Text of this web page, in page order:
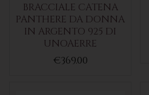
BRACCIALE CATENA
PANTHERE DA DONNA
IN ARGENTO 925 DI
UNOAERRE
€369.00